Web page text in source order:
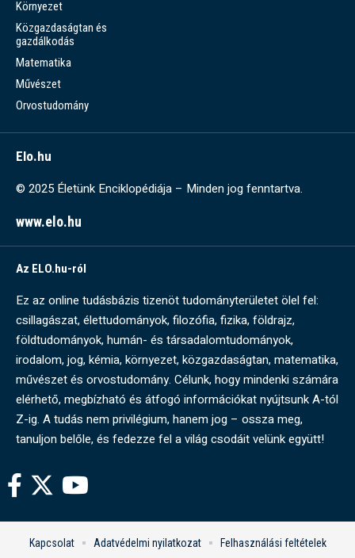
Környezet
Közgazdaságtan és
gazdálkodás
Matematika
Művészet
Orvostudomány
Elo.hu
© 2025 Életünk Enciklopédiája – Minden jog fenntartva.
www.elo.hu
Az ELO.hu-ról
Ez az online tudásbázis tizenöt tudományterületet ölel fel:
csillagászat, élettudományok, filozófia, fizika, földrajz,
földtudományok, humán- és társadalomtudományok,
irodalom, jog, kémia, környezet, közgazdaságtan, matematika,
művészet és orvostudomány. Célunk, hogy mindenki számára
elérhető, megbízható és átfogó információkat nyújtsunk A-tól
Z-ig. A tudás nem privilégium, hanem jog – ossza meg,
tanuljon belőle, és fedezze fel a világ csodáit velünk együtt!
Kapcsolat Adatvédelmi nyilatkozat Felhasználási feltételek